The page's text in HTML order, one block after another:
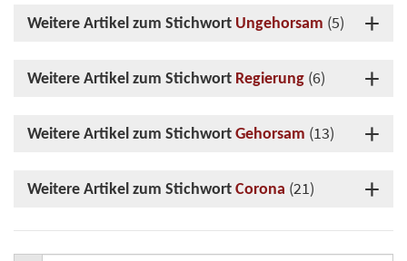
Weitere Artikel zum Stichwort Ungehorsam (5)
Weitere Artikel zum Stichwort Regierung (6)
Weitere Artikel zum Stichwort Gehorsam (13)
Weitere Artikel zum Stichwort Corona (21)